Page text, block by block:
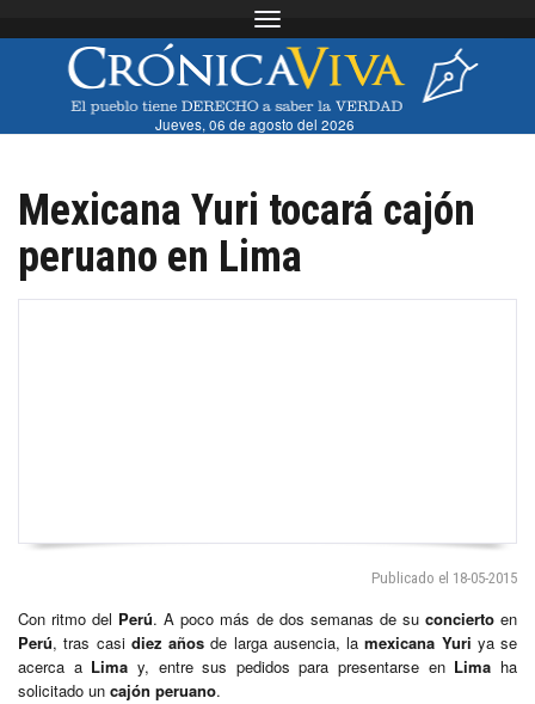
Toggle navigation
Jueves, 06 de agosto del 2026
Mexicana Yuri tocará cajón
peruano en Lima
Publicado el 18-05-2015
Con ritmo del Perú. A poco más de dos semanas de su conciertoen
Perú, tras casi diez años de larga ausencia, lamexicana Yuri ya se
acerca a Lima y, entre sus pedidos para presentarse en Lima ha
solicitado un cajón peruano.